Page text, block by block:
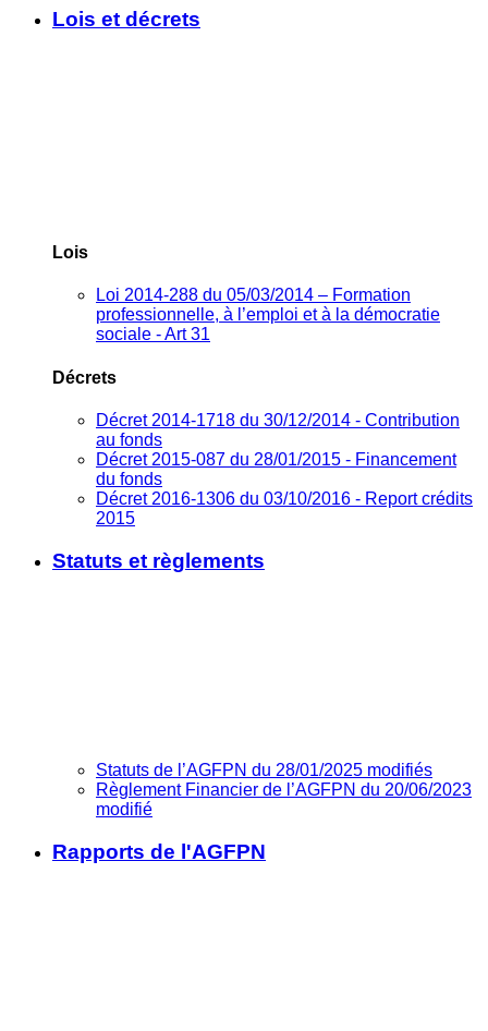
Lois et décrets
Lois
Loi 2014-288 du 05/03/2014 – Formation
professionnelle, à l’emploi et à la démocratie
sociale - Art 31
Décrets
Décret 2014-1718 du 30/12/2014 - Contribution
au fonds
Décret 2015-087 du 28/01/2015 - Financement
du fonds
Décret 2016-1306 du 03/10/2016 - Report crédits
2015
Statuts et règlements
Statuts de l’AGFPN du 28/01/2025 modifiés
Règlement Financier de l’AGFPN du 20/06/2023
modifié
Rapports de l'AGFPN